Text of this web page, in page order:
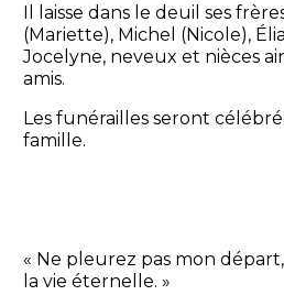
Il laisse dans le deuil ses
(Mariette), Michel (Nicole),
Jocelyne, neveux et nièces
amis.
Les funérailles seront
famille.
« Ne pleurez pas mon
la vie éternelle. »